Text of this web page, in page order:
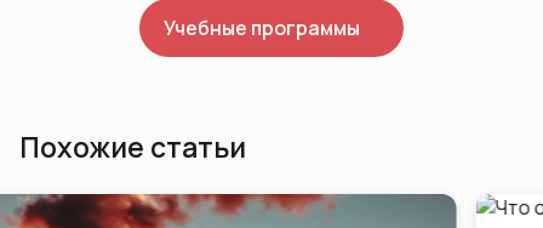
Учебные программы
Похожие статьи